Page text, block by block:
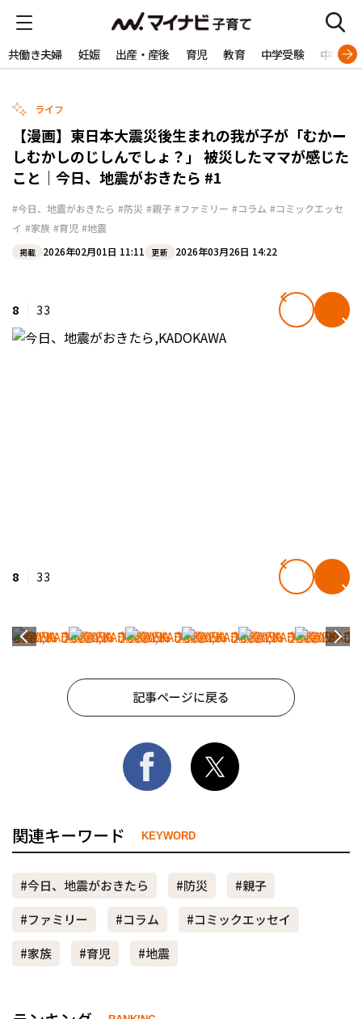
共働き夫婦 妊娠 出産・産後 育児 教育 中学受験 中学生
ライフ
【漫画】東日本大震災後生まれの我が子が「むかー
しむかしのじしんでしょ？」 被災したママが感じた
こと｜今日、地震がおきたら #1
#今日、地震がおきたら #防災 #親子 #ファミリー #コラム #コミックエッセ
イ #家族 #育児 #地震
掲載 2026年02月01日 11:11 更新 2026年03月26日 14:22
8 33
8 33
記事ページに戻る
関連キーワード KEYWORD
#今日、地震がおきたら #防災
#親子
#ファミリー
#コラム
#コミックエッセイ
#家族
#育児 #地震